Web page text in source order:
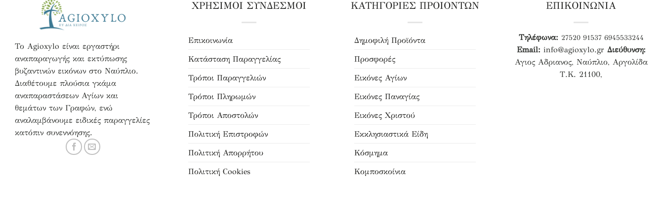
Το Agioxylo είναι εργαστήρι
αναπαραγωγής και εκτύπωσης
βυζαντινών εικόνων στο Ναύπλιο.
Διαθέτουμε πλούσια γκάμα
αναπαραστάσεων Αγίων και
θεμάτων των Γραφών, ενώ
αναλαμβάνουμε ειδικές παραγγελίες
κατόπιν συνεννόησης.
ΧΡΗΣΙΜΟΙ ΣΥΝΔΕΣΜΟΙ
Επικοινωνία
Κατάσταση Παραγγελίας
Τρόποι Παραγγελιών
Τρόποι Πληρωμών
Τρόποι Αποστολών
Πολιτική Επιστροφών
Πολιτική Απορρήτου
Πολιτική Cookies
ΚΑΤΗΓΟΡΙΕΣ ΠΡΟΙΟΝΤΩΝ
Δημοφιλή Προϊόντα
Προσφορές
Εικόνες Αγίων
Εικόνες Παναγίας
Εικόνες Χριστού
Εκκλησιαστικά Είδη
Κόσμημα
Κομποσκοίνια
ΕΠΙΚΟΙΝΩΝΙΑ
Τηλέφωνα: 27520 91537 6945533244
Email: info@agioxylo.gr Διεύθυνση:
Αγιος Αδριανος, Ναύπλιο, Αργολίδα
Τ.Κ. 21100,